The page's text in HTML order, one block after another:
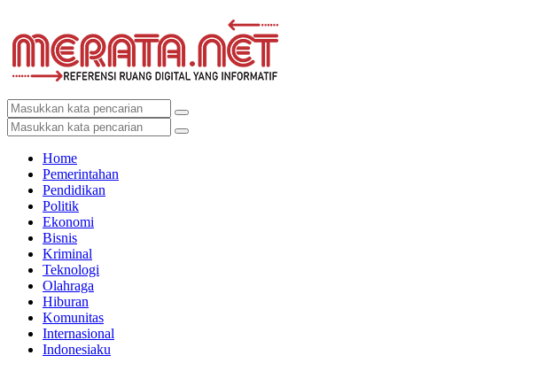
Home
Pemerintahan
Pendidikan
Politik
Ekonomi
Bisnis
Kriminal
Teknologi
Olahraga
Hiburan
Komunitas
Internasional
Indonesiaku